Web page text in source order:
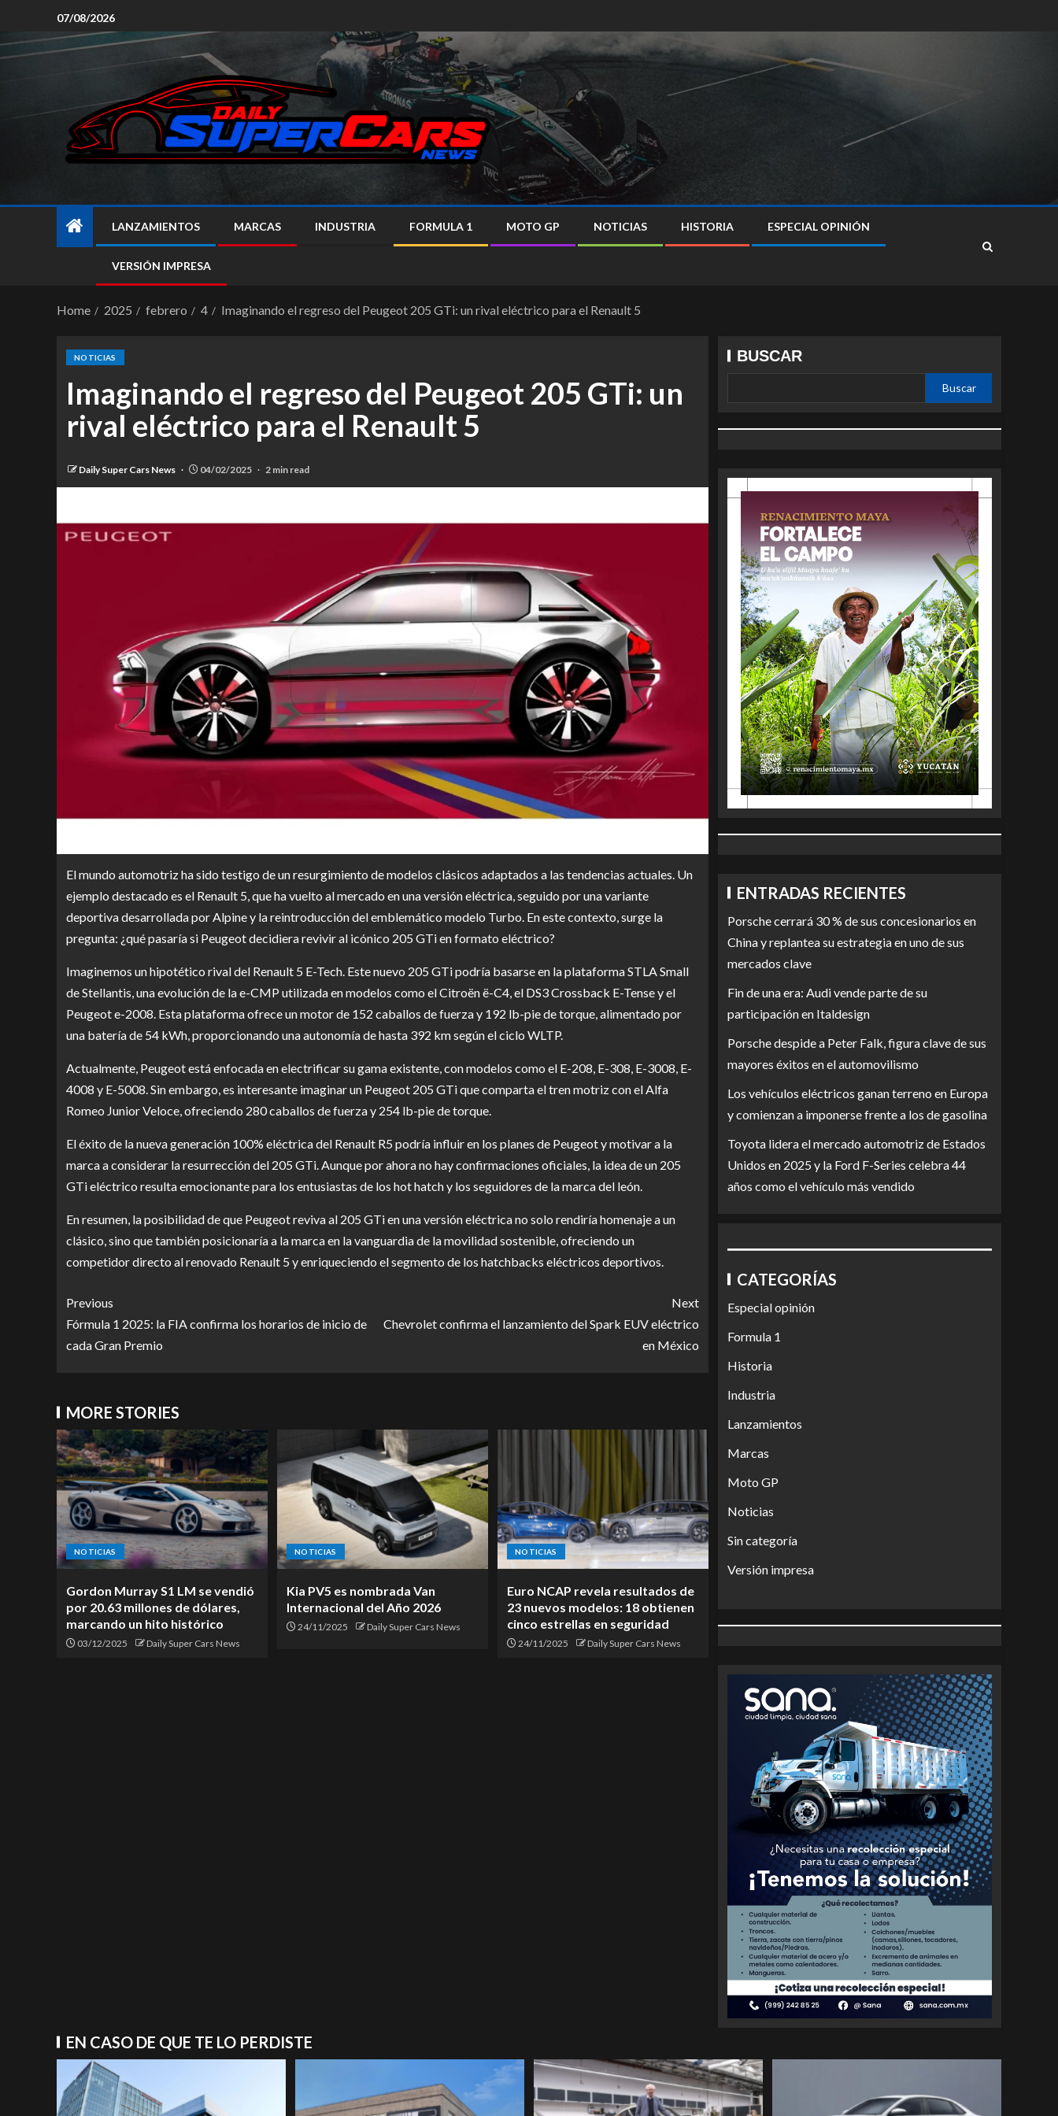
07/08/2026
LANZAMIENTOS MARCAS INDUSTRIA FORMULA 1 MOTO GP NOTICIAS HISTORIA ESPECIAL OPINIÓN
VERSIÓN IMPRESA
Home 2025 febrero 4 Imaginando el regreso del Peugeot 205 GTi: un rival eléctrico para el Renault 5
NOTICIAS
Imaginando el regreso del Peugeot 205 GTi: un
rival eléctrico para el Renault 5
Daily Super Cars News 04/02/2025 2 min read
El mundo automotriz ha sido testigo de un resurgimiento de modelos clásicos adaptados a las tendencias actuales. Un
ejemplo destacado es el Renault 5, que ha vuelto al mercado en una versión eléctrica, seguido por una variante
deportiva desarrollada por Alpine y la reintroducción del emblemático modelo Turbo. En este contexto, surge la
pregunta: ¿qué pasaría si Peugeot decidiera revivir al icónico 205 GTi en formato eléctrico?
Imaginemos un hipotético rival del Renault 5 E-Tech. Este nuevo 205 GTi podría basarse en la plataforma STLA Small
de Stellantis, una evolución de la e-CMP utilizada en modelos como el Citroën ë-C4, el DS3 Crossback E-Tense y el
Peugeot e-2008. Esta plataforma ofrece un motor de 152 caballos de fuerza y 192 lb-pie de torque, alimentado por
una batería de 54 kWh, proporcionando una autonomía de hasta 392 km según el ciclo WLTP.
Actualmente, Peugeot está enfocada en electrificar su gama existente, con modelos como el E-208, E-308, E-3008, E-
4008 y E-5008. Sin embargo, es interesante imaginar un Peugeot 205 GTi que comparta el tren motriz con el Alfa
Romeo Junior Veloce, ofreciendo 280 caballos de fuerza y 254 lb-pie de torque.
El éxito de la nueva generación 100% eléctrica del Renault R5 podría influir en los planes de Peugeot y motivar a la
marca a considerar la resurrección del 205 GTi. Aunque por ahora no hay confirmaciones oficiales, la idea de un 205
GTi eléctrico resulta emocionante para los entusiastas de los hot hatch y los seguidores de la marca del león.
En resumen, la posibilidad de que Peugeot reviva al 205 GTi en una versión eléctrica no solo rendiría homenaje a un
clásico, sino que también posicionaría a la marca en la vanguardia de la movilidad sostenible, ofreciendo un
competidor directo al renovado Renault 5 y enriqueciendo el segmento de los hatchbacks eléctricos deportivos.
Previous
Fórmula 1 2025: la FIA confirma los horarios de inicio de
cada Gran Premio
Next
Chevrolet confirma el lanzamiento del Spark EUV eléctrico
en México
MORE STORIES
NOTICIAS
Gordon Murray S1 LM se vendió
por 20.63 millones de dólares,
marcando un hito histórico
03/12/2025 Daily Super Cars News
NOTICIAS
Kia PV5 es nombrada Van
Internacional del Año 2026
24/11/2025 Daily Super Cars News
NOTICIAS
Euro NCAP revela resultados de
23 nuevos modelos: 18 obtienen
cinco estrellas en seguridad
24/11/2025 Daily Super Cars News
BUSCAR
Buscar
ENTRADAS RECIENTES
Porsche cerrará 30 % de sus concesionarios en
China y replantea su estrategia en uno de sus
mercados clave
Fin de una era: Audi vende parte de su
participación en Italdesign
Porsche despide a Peter Falk, figura clave de sus
mayores éxitos en el automovilismo
Los vehículos eléctricos ganan terreno en Europa
y comienzan a imponerse frente a los de gasolina
Toyota lidera el mercado automotriz de Estados
Unidos en 2025 y la Ford F-Series celebra 44
años como el vehículo más vendido
CATEGORÍAS
Especial opinión
Formula 1
Historia
Industria
Lanzamientos
Marcas
Moto GP
Noticias
Sin categoría
Versión impresa
EN CASO DE QUE TE LO PERDISTE